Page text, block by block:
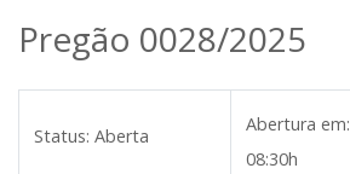
Pregão 0028/2025
Status: Aberta
Abertura em:
08:30h